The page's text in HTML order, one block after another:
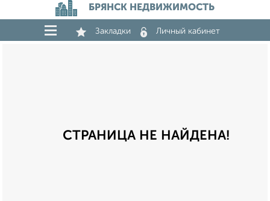
БРЯНСК НЕДВИЖИМОСТЬ
Закладки Личный кабинет
СТРАНИЦА НЕ НАЙДЕНА!